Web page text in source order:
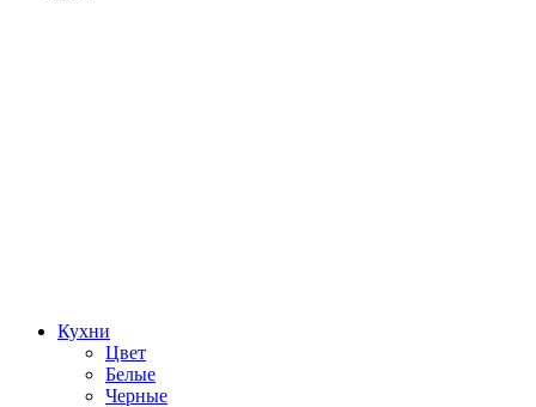
Кухни
Цвет
Белые
Черные